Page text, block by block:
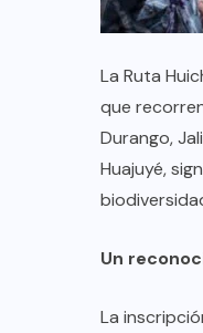
La Ruta
que
Durango,
Huajuyé,
Un
La
EL FIN